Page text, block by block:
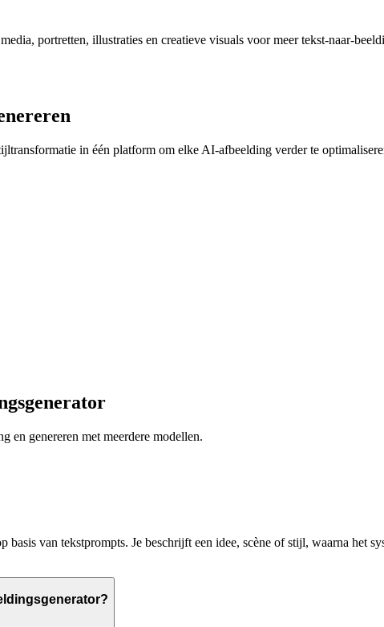
portretten, illustraties en creatieve visuals voor meer tekst-naar-
in één platform om elke AI-afbeelding verder te
en genereren met meerdere modellen.
van tekstprompts. Je beschrijft een idee, scène of stijl, waarna het